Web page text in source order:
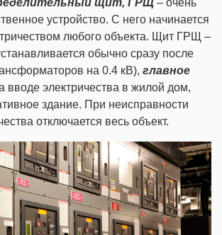
щит, ГРЩ – очень
устройство. С него начинается
любого объекта. Щит ГРЩ –
обычно сразу после
на 0.4 кВ), главное
вводе электричества в жилой дом,
здание. При неисправности
отключается весь объект.